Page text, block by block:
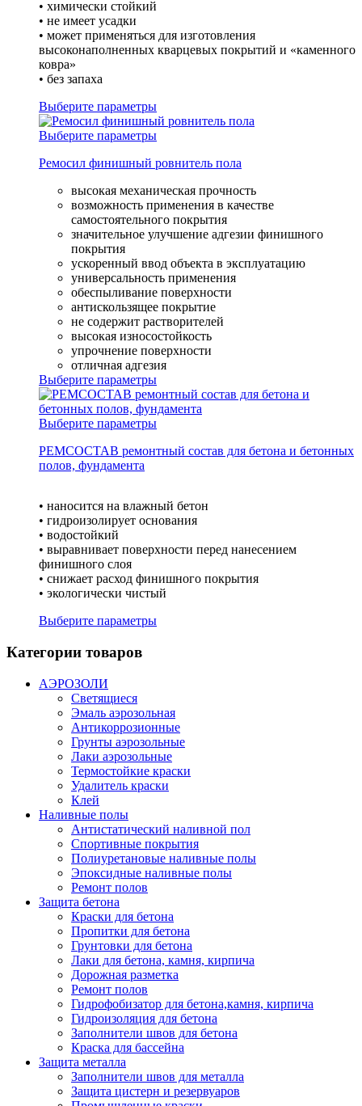
• химически стойкий
• не имеет усадки
• может применяться для изготовления
высоконаполненных кварцевых покрытий и «каменного
ковра»
• без запаха
Выберите параметры
Выберите параметры
Ремосил финишный ровнитель пола
высокая механическая прочность
возможность применения в качестве
самостоятельного покрытия
значительное улучшение адгезии финишного
покрытия
ускоренный ввод объекта в эксплуатацию
универсальность применения
обеспыливание поверхности
антискользящее покрытие
не содержит растворителей
высокая износостойкость
упрочнение поверхности
отличная адгезия
Выберите параметры
Выберите параметры
РЕМСОСТАВ ремонтный состав для бетона и бетонных
полов, фундамента
• наносится на влажный бетон
• гидроизолирует основания
• водостойкий
• выравнивает поверхности перед нанесением
финишного слоя
• снижает расход финишного покрытия
• экологически чистый
Выберите параметры
Категории товаров
АЭРОЗОЛИ
Светящиеся
Эмаль аэрозольная
Антикоррозионные
Грунты аэрозольные
Лаки аэрозольные
Термостойкие краски
Удалитель краски
Клей
Наливные полы
Антистатический наливной пол
Спортивные покрытия
Полиуретановые наливные полы
Эпоксидные наливные полы
Ремонт полов
Защита бетона
Краски для бетона
Пропитки для бетона
Грунтовки для бетона
Лаки для бетона, камня, кирпича
Дорожная разметка
Ремонт полов
Гидрофобизатор для бетона,камня, кирпича
Гидроизоляция для бетона
Заполнители швов для бетона
Краска для бассейна
Защита металла
Заполнители швов для металла
Защита цистерн и резервуаров